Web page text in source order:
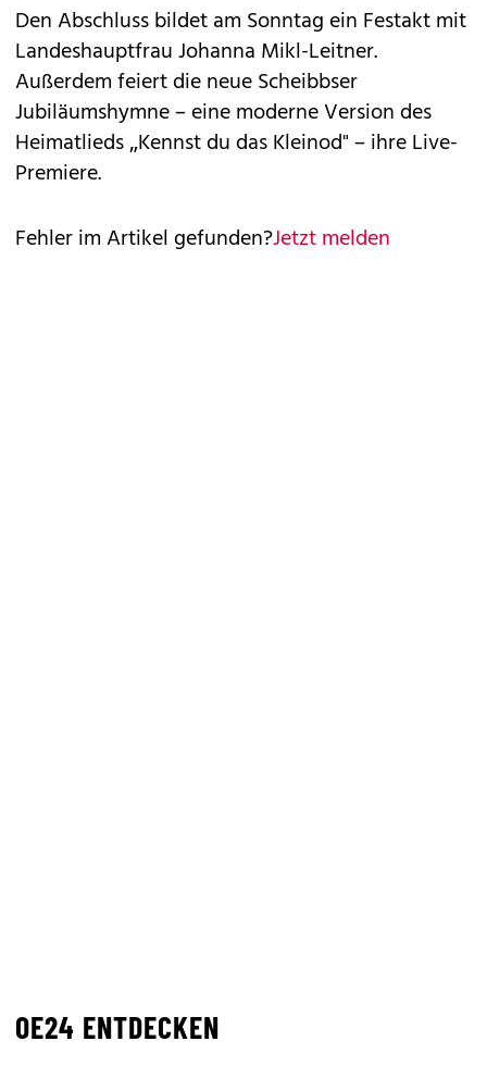
Den Abschluss bildet am Sonntag ein Festakt mit
Landeshauptfrau Johanna Mikl-Leitner.
Außerdem feiert die neue Scheibbser
Jubiläumshymne – eine moderne Version des
Heimatlieds „Kennst du das Kleinod" – ihre Live-
Premiere.
Fehler im Artikel gefunden?Jetzt melden
OE24 ENTDECKEN